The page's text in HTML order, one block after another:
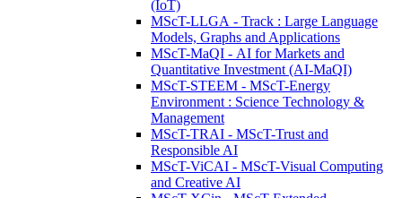
(IoT)
MScT-LLGA - Track : Large Language
Models, Graphs and Applications
MScT-MaQI - AI for Markets and
Quantitative Investment (AI-MaQI)
MScT-STEEM - MScT-Energy
Environment : Science Technology &
Management
MScT-TRAI - MScT-Trust and
Responsible AI
MScT-ViCAI - MScT-Visual Computing
and Creative AI